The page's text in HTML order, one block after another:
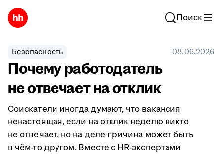
Поиск
Безопасность 08.06.2026
Почему работодатель
не отвечает на отклик
Соискатели иногда думают, что вакансия
ненастоящая, если на отклик неделю никто
не отвечает, но на деле причина может быть
в чём-то другом. Вместе с HR-экспертами